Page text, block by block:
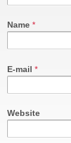
Name *
E-mail *
Website